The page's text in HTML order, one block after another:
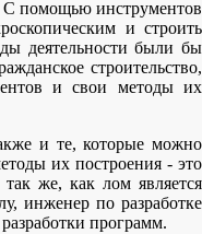
С помощью инструментов
и строить
деятельности были бы
строительство,
и свои методы их
и те, которые можно
их построения - это
же, как лом является
инженер по разработке
программ.